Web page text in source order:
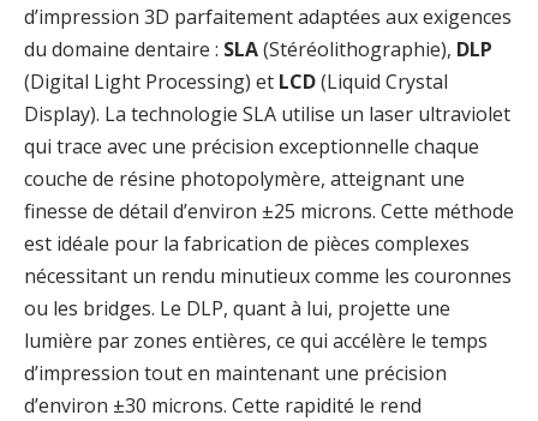
d’impression 3D parfaitement adaptées aux exigences
du domaine dentaire : SLA(Stéréolithographie), DLP
(Digital Light Processing) et LCD(Liquid Crystal
Display). La technologie SLA utilise un laser ultraviolet
qui trace avec une précision exceptionnelle chaque
couche de résine photopolymère, atteignant une
finesse de détail d’environ ±25 microns. Cette méthode
est idéale pour la fabrication de pièces complexes
nécessitant un rendu minutieux comme les couronnes
ou les bridges. Le DLP, quant à lui, projette une
lumière par zones entières, ce qui accélère le temps
d’impression tout en maintenant une précision
d’environ ±30 microns. Cette rapidité le rend